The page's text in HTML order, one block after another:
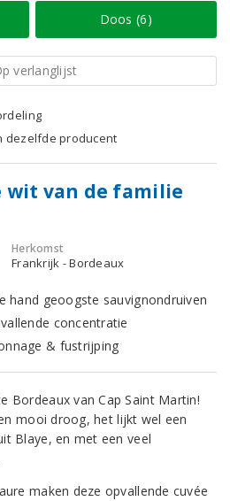
Doos (6)
verlanglijst
dezelfde producent
wit van de familie
Herkomst
Frankrijk - Bordeaux
hand geoogste sauvignondruiven
concentratie
& fustrijping
Bordeaux van Cap Saint Martin!
mooi droog, het lijkt wel een
Blaye, en met een veel
maken deze opvallende cuvée